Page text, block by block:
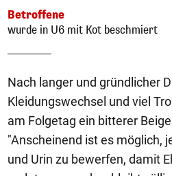
Betroffene
wurde in U6 mit Kot beschmiert
Nach langer und gründlicher
Kleidungswechsel und viel
am Folgetag ein bitterer
"Anscheinend ist es möglich,
und Urin zu bewerfen, damit